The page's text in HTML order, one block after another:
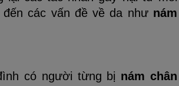
các vấn đề về da như nám
có người từng bị nám chân